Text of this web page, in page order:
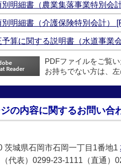
明細書（農業集落事業特別会
明細書（介護保険特別会計）
算に関する説明書（水道事業
PDFファイルをご覧
お持ちでない方は、
の内容に関するお問い合
茨城県石岡市石岡一丁目1番地1
代表）0299-23-1111（直通）